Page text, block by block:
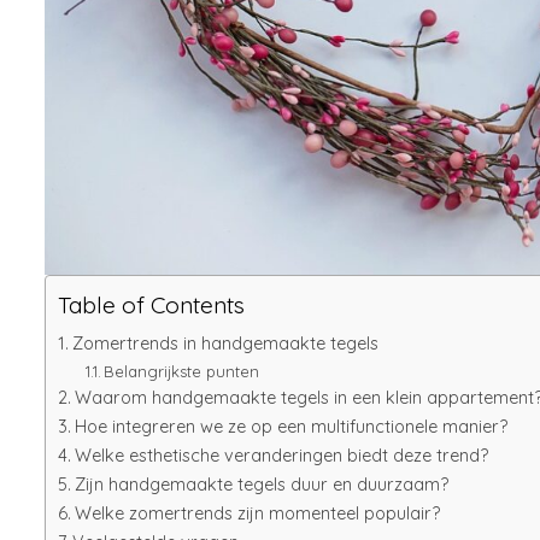
Table of Contents
Zomertrends in handgemaakte tegels
Belangrijkste punten
Waarom handgemaakte tegels in een klein
Hoe integreren we ze op een multifunctionele manier?
Welke esthetische veranderingen biedt deze trend?
Zijn handgemaakte tegels duur en duurzaam?
Welke zomertrends zijn momenteel populair?